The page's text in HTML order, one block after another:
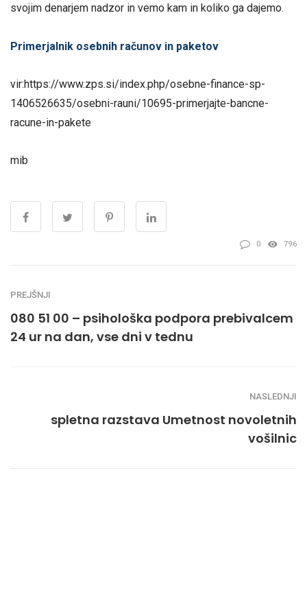
svojim denarjem nadzor in vemo kam in koliko ga dajemo.
Primerjalnik osebnih računov in paketov
vir:https://www.zps.si/index.php/osebne-finance-sp-
1406526635/osebni-rauni/10695-primerjajte-bancne-
racune-in-pakete
mib
0 796
PREJŠNJI
080 51 00 – psihološka podpora prebivalcem
24 ur na dan, vse dni v tednu
NASLEDNJI
spletna razstava Umetnost novoletnih
vošilnic